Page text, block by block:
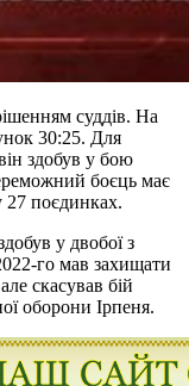
суддів. На
30:25. Для
здобув у бою
боєць має
27 поєдинках.
у двобої з
го мав захищати
скасував бій
оборони Ірпеня.